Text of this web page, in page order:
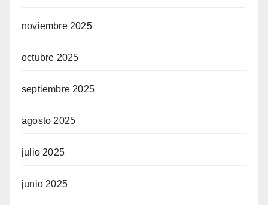
noviembre 2025
octubre 2025
septiembre 2025
agosto 2025
julio 2025
junio 2025